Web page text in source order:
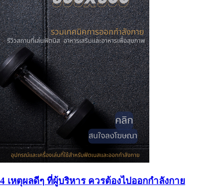
4 เหตุผลดีๆ ที่ผู้บริหาร ควรต้องไปออกกำลังกาย